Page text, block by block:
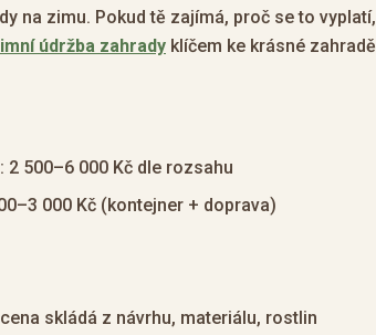
na zimu. Pokud tě zajímá, proč se to vyplatí,
údržba zahrady klíčem ke krásné zahradě
500–6 000 Kč dle rozsahu
000 Kč (kontejner + doprava)
skládá z návrhu, materiálu, rostlin